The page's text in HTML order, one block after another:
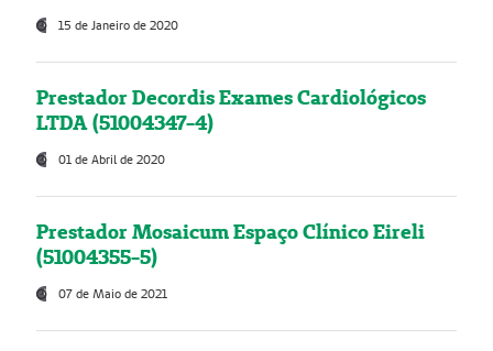
15 de Janeiro de 2020
Prestador Decordis Exames Cardiológicos
LTDA (51004347-4)
01 de Abril de 2020
Prestador Mosaicum Espaço Clínico Eireli
(51004355-5)
07 de Maio de 2021